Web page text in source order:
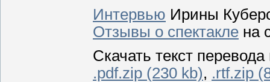
Интервью Ирины
Отзывы о спектакле на
Скачать текст
.pdf.zip (230 kb), .rtf.zip